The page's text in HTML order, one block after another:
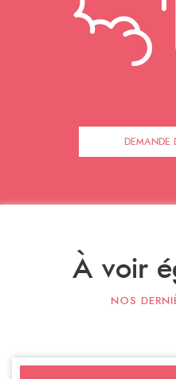
DEMANDE
À voir
NOS